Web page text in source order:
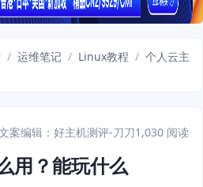
/ 运维笔记 / Linux教程 / 个人云主
案编辑：好主机测评-刀刀1,030 阅读
用？能玩什么